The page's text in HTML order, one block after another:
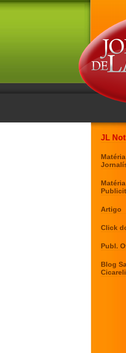
JL
Matéria
Matéria
Artigo
Click
Publ.
Blog
Cicareli